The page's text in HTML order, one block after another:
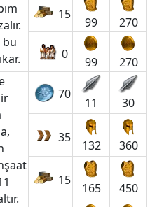
bu
15
99 270
0
99 270
70
11 30
35
132 360
15
165 450